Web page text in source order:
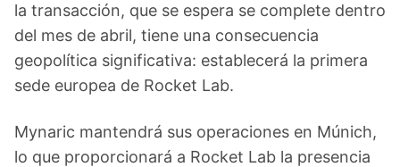
la transacción, que se espera se complete dentro
del mes de abril, tiene una consecuencia
geopolítica significativa: establecerá la primera
sede europea de Rocket Lab.
Mynaric mantendrá sus operaciones en Múnich,
lo que proporcionará a Rocket Lab la presencia